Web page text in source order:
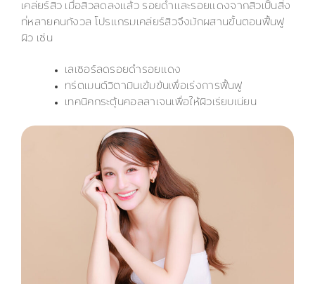
เคลียร์สิว เมื่อสิวลดลงแล้ว รอยดำและรอยแดงจากสิวเป็นสิ่ง
ที่หลายคนกังวล โปรแกรมเคลียร์สิวจึงมักผสานขั้นตอนฟื้นฟู
ผิว เช่น
เลเซอร์ลดรอยดำรอยแดง
ทรีตเมนต์วิตามินเข้มข้นเพื่อเร่งการฟื้นฟู
เทคนิคกระตุ้นคอลลาเจนเพื่อให้ผิวเรียบเนียน